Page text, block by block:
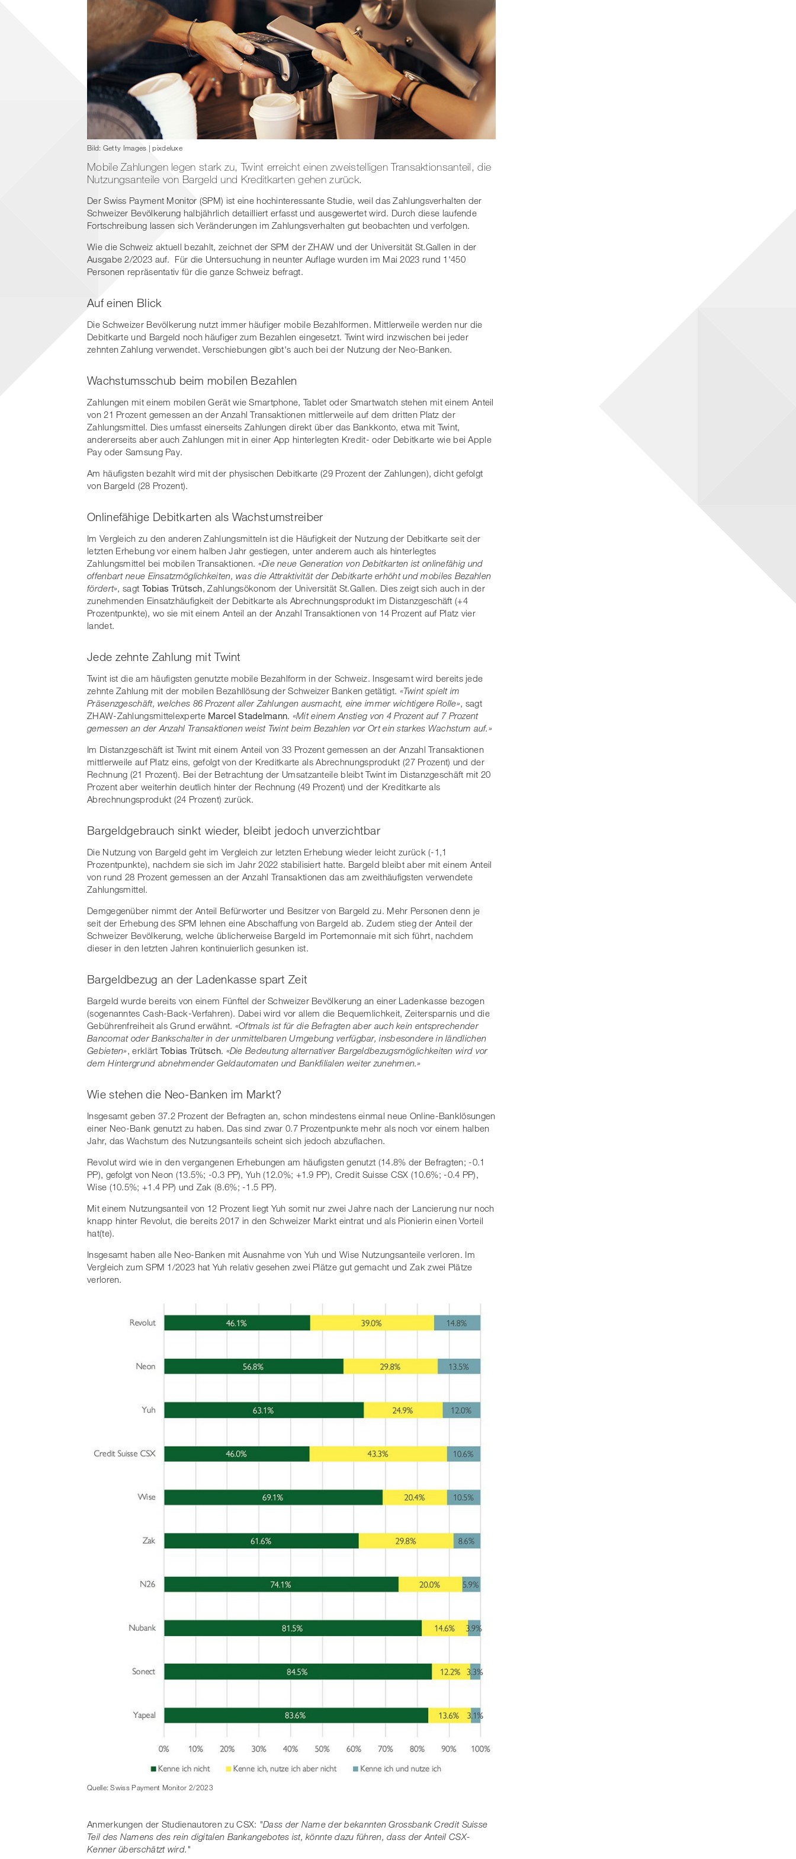
Bild: Getty Images | pixdeluxe
Mobile Zahlungen legen stark zu, Twint erreicht einen zweistelligen Transaktionsanteil, die
Nutzungsanteile von Bargeld und Kreditkarten gehen zurück.
Der Swiss Payment Monitor (SPM) ist eine hochinteressante Studie, weil das Zahlungsverhalten der
Schweizer Bevölkerung halbjährlich detailliert erfasst und ausgewertet wird. Durch diese laufende
Fortschreibung lassen sich Veränderungen im Zahlungsverhalten gut beobachten und verfolgen.
Wie die Schweiz aktuell bezahlt, zeichnet der SPM der ZHAW und der Universität St.Gallen in der
Ausgabe 2/2023 auf. Für die Untersuchung in neunter Auflage wurden im Mai 2023 rund 1'450
Personen repräsentativ für die ganze Schweiz befragt.
Auf einen Blick
Die Schweizer Bevölkerung nutzt immer häufiger mobile Bezahlformen. Mittlerweile werden nur die
Debitkarte und Bargeld noch häufiger zum Bezahlen eingesetzt. Twint wird inzwischen bei jeder
zehnten Zahlung verwendet. Verschiebungen gibt's auch bei der Nutzung der Neo-Banken.
​Wachstumsschub beim mobilen Bezahlen
Zahlungen mit einem mobilen Gerät wie Smartphone, Tablet oder Smartwatch stehen mit einem Anteil
von 21 Prozent gemessen an der Anzahl Transaktionen mittlerweile auf dem dritten Platz der
Zahlungsmittel. Dies umfasst einerseits Zahlungen direkt über das Bankkonto, etwa mit Twint,
andererseits aber auch Zahlungen mit in einer App hinterlegten Kredit- oder Debitkarte wie bei Apple
Pay oder Samsung Pay.
Am häufigsten bezahlt wird mit der physischen Debitkarte (29 Prozent der Zahlungen), dicht gefolgt
von Bargeld (28 Prozent).
Onlinefähige Debitkarten als Wachstumstreiber
Im Vergleich zu den anderen Zahlungsmitteln ist die Häufigkeit der Nutzung der Debitkarte seit der
letzten Erhebung vor einem halben Jahr gestiegen, unter anderem auch als hinterlegtes
Zahlungsmittel bei mobilen Transaktionen. «Die neue Generation von Debitkarten ist onlinefähig und
offenbart neue Einsatzmöglichkeiten, was die Attraktivität der Debitkarte erhöht und mobiles Bezahlen
fördert», sagt Tobias Trütsch, Zahlungsökonom der Universität St.Gallen. Dies zeigt sich auch in der
zunehmenden Einsatzhäufigkeit der Debitkarte als Abrechnungsprodukt im Distanzgeschäft (+4
Prozentpunkte), wo sie mit einem Anteil an der Anzahl Transaktionen von 14 Prozent auf Platz vier
landet.
Jede zehnte Zahlung mit Twint
Twint ist die am häufigsten genutzte mobile Bezahlform in der Schweiz. Insgesamt wird bereits jede
zehnte Zahlung mit der mobilen Bezahllösung der Schweizer Banken getätigt. «Twint spielt im
Präsenzgeschäft, welches 86 Prozent aller Zahlungen ausmacht, eine immer wichtigere Rolle», sagt
ZHAW-Zahlungsmittelexperte Marcel Stadelmann. «Mit einem Anstieg von 4 Prozent auf 7 Prozent
gemessen an der Anzahl Transaktionen weist Twint beim Bezahlen vor Ort ein starkes Wachstum auf.»
Im Distanzgeschäft ist Twint mit einem Anteil von 33 Prozent gemessen an der Anzahl Transaktionen
mittlerweile auf Platz eins, gefolgt von der Kreditkarte als Abrechnungsprodukt (27 Prozent) und der
Rechnung (21 Prozent). Bei der Betrachtung der Umsatzanteile bleibt Twint im Distanzgeschäft mit 20
Prozent aber weiterhin deutlich hinter der Rechnung (49 Prozent) und der Kreditkarte als
Abrechnungsprodukt (24 Prozent) zurück.
Bargeldgebrauch sinkt wieder, bleibt jedoch unverzichtbar
Die Nutzung von Bargeld geht im Vergleich zur letzten Erhebung wieder leicht zurück (-1,1
Prozentpunkte), nachdem sie sich im Jahr 2022 stabilisiert hatte. Bargeld bleibt aber mit einem Anteil
von rund 28 Prozent gemessen an der Anzahl Transaktionen das am zweithäufigsten verwendete
Zahlungsmittel.
Demgegenüber nimmt der Anteil Befürworter und Besitzer von Bargeld zu. Mehr Personen denn je
seit der Erhebung des SPM lehnen eine Abschaffung von Bargeld ab. Zudem stieg der Anteil der
Schweizer Bevölkerung, welche üblicherweise Bargeld im Portemonnaie mit sich führt, nachdem
dieser in den letzten Jahren kontinuierlich gesunken ist.
Bargeldbezug an der Ladenkasse spart Zeit
Bargeld wurde bereits von einem Fünftel der Schweizer Bevölkerung an einer Ladenkasse bezogen
(sogenanntes Cash-Back-Verfahren). Dabei wird vor allem die Bequemlichkeit, Zeitersparnis und die
Gebührenfreiheit als Grund erwähnt. «Oftmals ist für die Befragten aber auch kein entsprechender
Bancomat oder Bankschalter in der unmittelbaren Umgebung verfügbar, insbesondere in ländlichen
Gebieten», erklärt Tobias Trütsch. «Die Bedeutung alternativer Bargeldbezugsmöglichkeiten wird vor
dem Hintergrund abnehmender Geldautomaten und Bankfilialen weiter zunehmen.»
Wie stehen die Neo-Banken im Markt?
Insgesamt geben 37.2 Prozent der Befragten an, schon mindestens einmal neue Online-Banklösungen
einer Neo-Bank genutzt zu haben. Das sind zwar 0.7 Prozentpunkte mehr als noch vor einem halben
Jahr, das Wachstum des Nutzungsanteils scheint sich jedoch abzuflachen.
Revolut wird wie in den vergangenen Erhebungen am häufigsten genutzt (14.8% der Befragten; -0.1
PP), gefolgt von Neon (13.5%; -0.3 PP), Yuh (12.0%; +1.9 PP), Credit Suisse CSX (10.6%; -0.4 PP),
Wise (10.5%; +1.4 PP) und Zak (8.6%; -1.5 PP).
Mit einem Nutzungsanteil von 12 Prozent liegt Yuh somit nur zwei Jahre nach der Lancierung nur noch
knapp hinter Revolut, die bereits 2017 in den Schweizer Markt eintrat und als Pionierin einen Vorteil
hat(te).
Insgesamt haben alle Neo-Banken mit Ausnahme von Yuh und Wise Nutzungsanteile verloren. Im
Vergleich zum SPM 1/2023 hat Yuh relativ gesehen zwei Plätze gut gemacht und Zak zwei Plätze
verloren.
Quelle: Swiss Payment Monitor 2/2023
Anmerkungen der Studienautoren zu CSX: "Dass der Name der bekannten Grossbank Credit Suisse
Teil des Namens des rein digitalen Bankangebotes ist, könnte dazu führen, dass der Anteil CSX-
Kenner überschätzt wird."